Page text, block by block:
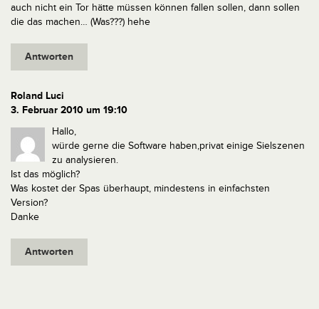
auch nicht ein Tor hätte müssen können fallen sollen, dann sollen
die das machen… (Was???) hehe
Antworten
Roland Luci
3. Februar 2010 um 19:10
Hallo,
würde gerne die Software haben,privat einige Sielszenen
zu analysieren.
Ist das möglich?
Was kostet der Spas überhaupt, mindestens in einfachsten
Version?
Danke
Antworten